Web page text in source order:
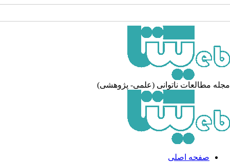
مطالعات ناتوانی (علمی- پژوهشی)
صفحه اصلی